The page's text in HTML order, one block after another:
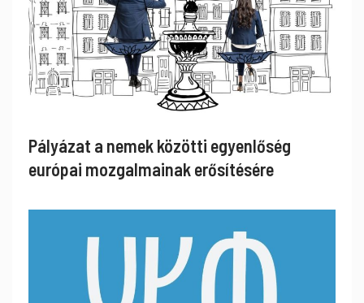
Pályázat a nemek közötti egyenlőség
európai mozgalmainak erősítésére